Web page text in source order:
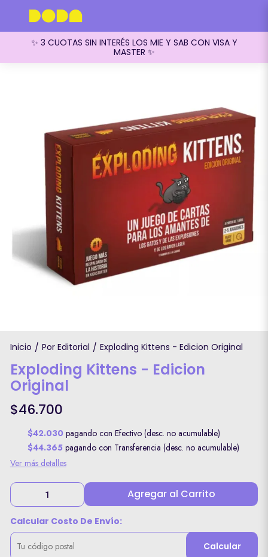
✨ 3 CUOTAS SIN INTERÉS LOS MIE Y SAB CON VISA Y
MASTER ✨
Inicio / Por Editorial / Exploding Kittens - Edicion Original
Exploding Kittens - Edicion
Original
$46.700
$42.030 pagando con Efectivo (desc. no acumulable)
$44.365 pagando con Transferencia (desc. no acumulable)
Ver más detalles
Agregar al Carrito
Calcular Costo De Envío:
Calcular